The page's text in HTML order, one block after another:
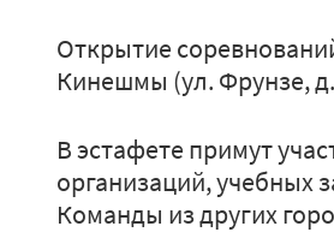
Открытие
Кинешмы (ул. Фрунзе, д.
В эстафете примут
организаций, учебных
Команды из других